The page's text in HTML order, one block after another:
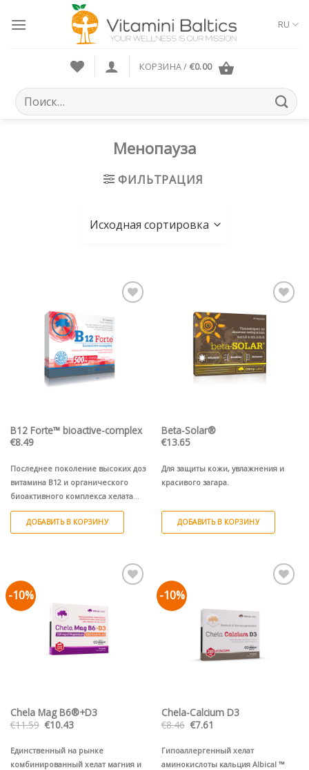
RU
КОРЗИНА / €0.00
Искать:
Менопауза
ФИЛЬТРАЦИЯ
Pievienot vēlmju
sarakstam
B12 Forte™ bioactive-complex
€8.49
Последнее поколение высоких доз
витамина B12 и органического
биоактивного комплекса хелата
кальция Albical® и железа
Ferrochel® в сочетании с
фолиевой кислотой, витаминами
ДОБАВИТЬ В КОРЗИНУ
Pievienot vēlmju
sarakstam
Beta-Solar®
€13.65
Для защиты кожи, увлажнения и
красивого загара.
ДОБАВИТЬ В КОРЗИНУ
-10%
Chela Mag B6®+D3
€11.59 Первоначальная
цена
€11.59.
€10.43Текущая
Единственный на рынке
комбинированный хелат магния и
-10%
Chela-Calcium D3
€8.46 Первоначальная
цена
€8.46.
€7.61
Гипоаллергенный хелат
аминокислоты кальция Albical ™